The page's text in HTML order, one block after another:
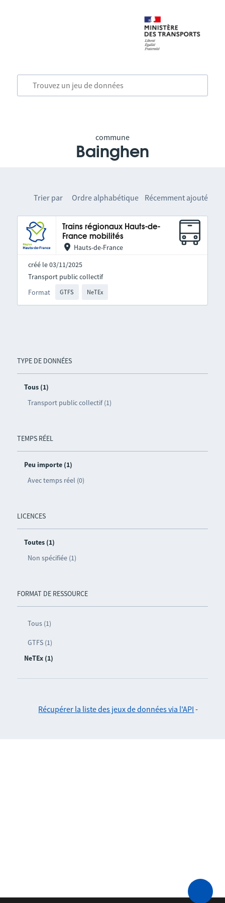
commune
Bainghen
TYPE DE DONNÉES
Tous (1)
Transport public collectif (1)
TEMPS RÉEL
Peu importe (1)
Avec temps réel (0)
LICENCES
Toutes (1)
Non spécifiée (1)
FORMAT DE RESSOURCE
Tous (1)
GTFS (1)
NeTEx (1)
Trier par Ordre alphabétique Récemment ajouté
Trains régionaux Hauts-de-
France mobilités
Hauts-de-France
créé le 03/11/2025
Format GTFS NeTEx
Transport public collectif
Récupérer la liste des jeux de données via l'API -